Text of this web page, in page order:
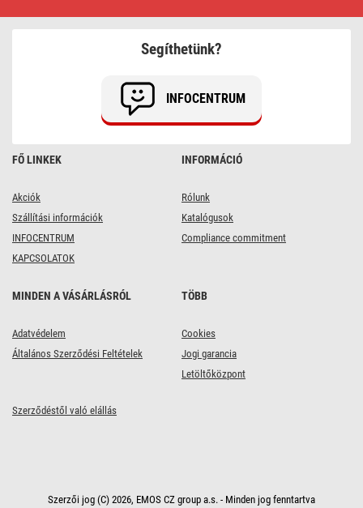
FŐ LINKEK
Akciók
Szállítási információk
INFOCENTRUM
KAPCSOLATOK
INFORMÁCIÓ
Rólunk
Katalógusok
Compliance commitment
MINDEN A VÁSÁRLÁSRÓL
Adatvédelem
Általános Szerződési Feltételek
TÖBB
Cookies
Jogi garancia
Letöltőközpont
Szerződéstől való elállás
Segíthetünk?
INFOCENTRUM
Szerzői jog (C) 2026, EMOS CZ group a.s. - Minden jog fenntartva